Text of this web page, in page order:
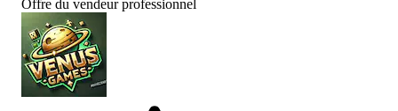
Offre du vendeur professionnel